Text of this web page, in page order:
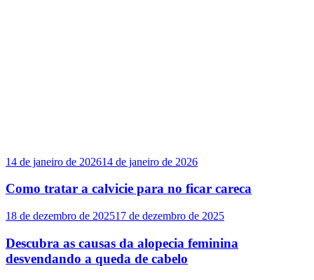
14 de janeiro de 202614 de janeiro de 2026
Como tratar a calvicie para no ficar careca
18 de dezembro de 202517 de dezembro de 2025
Descubra as causas da alopecia feminina
desvendando a queda de cabelo